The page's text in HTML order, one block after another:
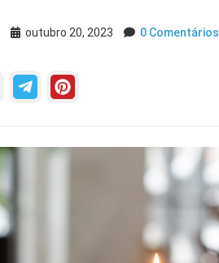
outubro 20, 2023 0 Comentários